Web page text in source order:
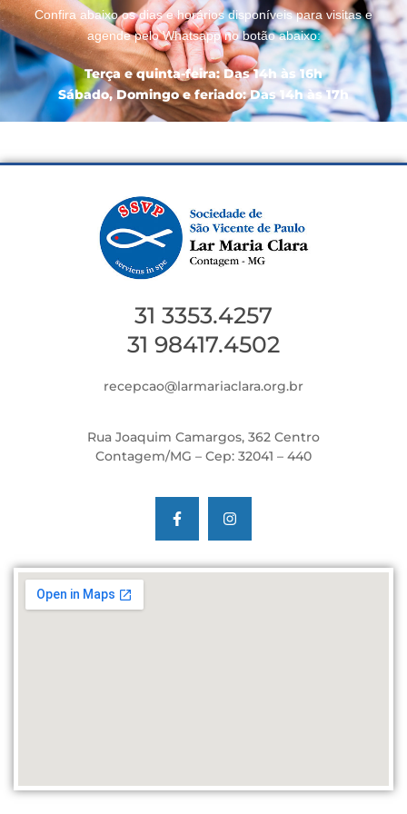
Confira abaixo os dias e horários disponíveis para visitas e
agende pelo Whatsapp no botão abaixo:
Terça e quinta-feira: Das 14h às 16h
Sábado, Domingo e feriado: Das 14h às 17h
31 3353.4257
31 98417.4502
recepcao@larmariaclara.org.br
Rua Joaquim Camargos, 362 Centro
Contagem/MG – Cep: 32041 – 440